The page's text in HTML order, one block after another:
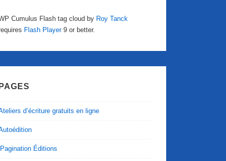
Cumulus Flash tag cloud by Roy Tanck
Flash Player9 or better.
PAGES
d’écriture gratuits en ligne
Éditions